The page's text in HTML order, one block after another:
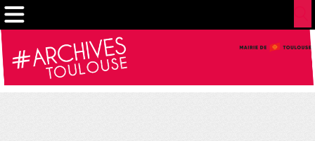
Cookies management panel